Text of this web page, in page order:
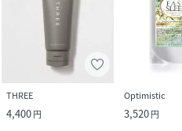
THREE
4,400円
Optimistic
3,520円